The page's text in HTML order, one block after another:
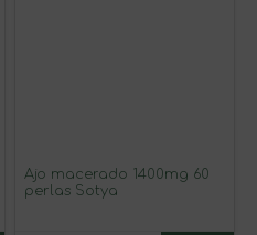
Ajo macerado 1400mg 60
perlas Sotya